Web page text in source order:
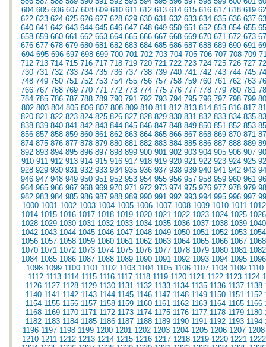
604 605 606 607 608 609 610 611 612 613 614 615 616 617 618 619
622 623 624 625 626 627 628 629 630 631 632 633 634 635 636 637
640 641 642 643 644 645 646 647 648 649 650 651 652 653 654 655
658 659 660 661 662 663 664 665 666 667 668 669 670 671 672 673
676 677 678 679 680 681 682 683 684 685 686 687 688 689 690 691
694 695 696 697 698 699 700 701 702 703 704 705 706 707 708 709
712 713 714 715 716 717 718 719 720 721 722 723 724 725 726 727
730 731 732 733 734 735 736 737 738 739 740 741 742 743 744 745
748 749 750 751 752 753 754 755 756 757 758 759 760 761 762 763
766 767 768 769 770 771 772 773 774 775 776 777 778 779 780 781
784 785 786 787 788 789 790 791 792 793 794 795 796 797 798 799
802 803 804 805 806 807 808 809 810 811 812 813 814 815 816 817
820 821 822 823 824 825 826 827 828 829 830 831 832 833 834 835
838 839 840 841 842 843 844 845 846 847 848 849 850 851 852 853
856 857 858 859 860 861 862 863 864 865 866 867 868 869 870 871
874 875 876 877 878 879 880 881 882 883 884 885 886 887 888 889
892 893 894 895 896 897 898 899 900 901 902 903 904 905 906 907
910 911 912 913 914 915 916 917 918 919 920 921 922 923 924 925
928 929 930 931 932 933 934 935 936 937 938 939 940 941 942 943
946 947 948 949 950 951 952 953 954 955 956 957 958 959 960 961
964 965 966 967 968 969 970 971 972 973 974 975 976 977 978 979
982 983 984 985 986 987 988 989 990 991 992 993 994 995 996 997
1000 1001 1002 1003 1004 1005 1006 1007 1008 1009 1010 1011 1012
1014 1015 1016 1017 1018 1019 1020 1021 1022 1023 1024 1025 1026
1028 1029 1030 1031 1032 1033 1034 1035 1036 1037 1038 1039 1040
1042 1043 1044 1045 1046 1047 1048 1049 1050 1051 1052 1053 1054
1056 1057 1058 1059 1060 1061 1062 1063 1064 1065 1066 1067 1068
1070 1071 1072 1073 1074 1075 1076 1077 1078 1079 1080 1081 1082
1084 1085 1086 1087 1088 1089 1090 1091 1092 1093 1094 1095 1096
1098 1099 1100 1101 1102 1103 1104 1105 1106 1107 1108 1109 1110
1112 1113 1114 1115 1116 1117 1118 1119 1120 1121 1122 1123 1124
1126 1127 1128 1129 1130 1131 1132 1133 1134 1135 1136 1137 1138
1140 1141 1142 1143 1144 1145 1146 1147 1148 1149 1150 1151 1152
1154 1155 1156 1157 1158 1159 1160 1161 1162 1163 1164 1165 1166
1168 1169 1170 1171 1172 1173 1174 1175 1176 1177 1178 1179 1180
1182 1183 1184 1185 1186 1187 1188 1189 1190 1191 1192 1193 1194
1196 1197 1198 1199 1200 1201 1202 1203 1204 1205 1206 1207 1208
1210 1211 1212 1213 1214 1215 1216 1217 1218 1219 1220 1221 1222